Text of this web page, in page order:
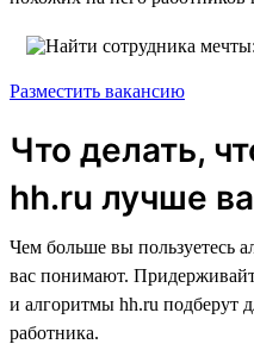
Разместить вакансию
Что делать,
hh.ru лучше
Чем больше вы пользуетесь
вас понимают.
и алгоритмы hh.ru подберут
работника.